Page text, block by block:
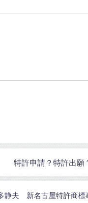
特許申請？特許出
静夫 新名古屋特許商標